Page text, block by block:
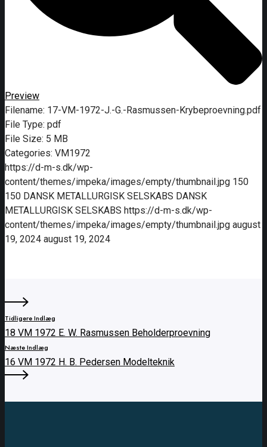
Preview
Filename: 17-VM-1972-J.-G.-Rasmussen-Krybeproevning.pdf
File Type: pdf
File Size: 5 MB
Categories: VM1972
https://d-m-s.dk/wp-
content/themes/impeka/images/empty/thumbnail.jpg 150
150 DANSK METALLURGISK SELSKABS DANSK
METALLURGISK SELSKABS https://d-m-s.dk/wp-
content/themes/impeka/images/empty/thumbnail.jpg august
19, 2024 august 19, 2024
Tidligere Indlæg
18 VM 1972 E. W. Rasmussen Beholderproevning
Næste Indlæg
16 VM 1972 H. B. Pedersen Modelteknik